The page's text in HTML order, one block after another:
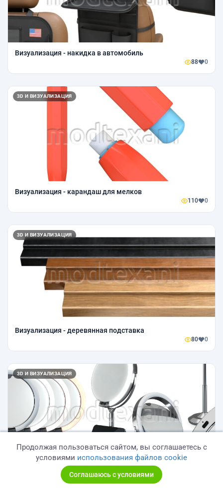
Визуализация - накидка в автомобиль
88 0
3D И ВИЗУАЛИЗАЦИЯ
Визуализация - карандаш для мелков
110 0
3D И ВИЗУАЛИЗАЦИЯ
Визуализация - деревянная подставка
80 0
3D И ВИЗУАЛИЗАЦИЯ
Визуализация - зеркало с подсветой
Продолжая пользоваться сайтом, вы соглашаетесь с
условиями использования файлов cookie
Соглашаюсь с условиями